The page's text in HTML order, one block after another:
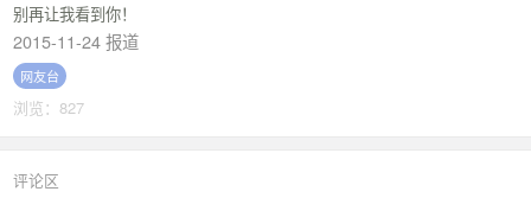
别再让我看到你！
2015-11-24 报道
网友台
浏览：827
评论区